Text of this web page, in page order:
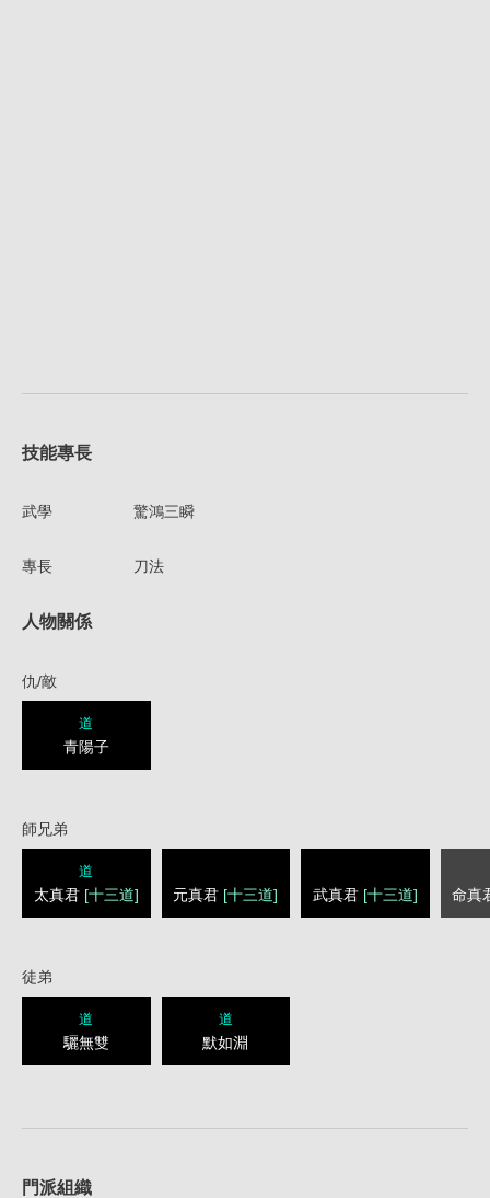
技能專長
武學 驚鴻三瞬
專長 刀法
人物關係
仇/敵
道
青陽子
師兄弟
道
太真君 [十三道] 元真君 [十三道] 武真君 [十三道] 命真
徒弟
道
驪無雙
道
默如淵
門派組織